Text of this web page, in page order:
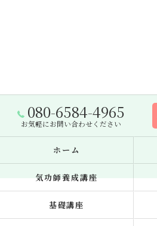
080-6584-4965
お気軽にお問い合わせください
ホーム
気功師養成講座
基礎講座